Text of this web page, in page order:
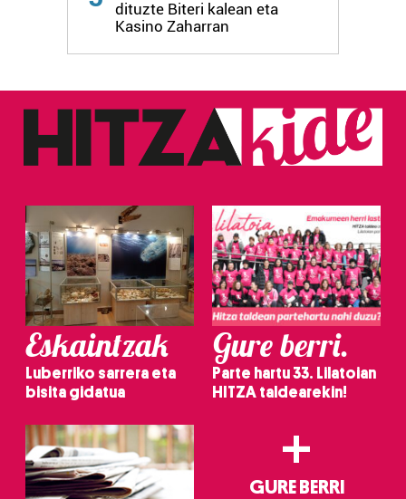
fitxategiak erabiltzen ditu. Zure esperientzia eta
zerbitzuak hobetzeko asmoz, cookie teknologiaz
baliatzen gara. Ohar hau onartuz gero, teknologia hori
dituzte Biteri kalean eta
Kasino Zaharran
Eskaintzak
Luberriko sarrera eta
bisita gidatua
Gure berri.
Parte hartu 33. Lilatoian
HITZA taldearekin!
+
GURE BERRI